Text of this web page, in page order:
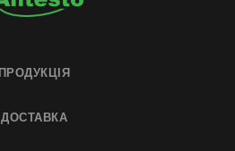
ПРОДУКЦІЯ
ДОСТАВКА